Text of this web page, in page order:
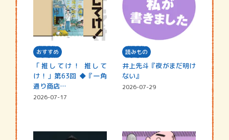
おすすめ
「推してけ！ 推して
け！」第63回 ◆『一角
通り商店…
2026-07-17
読みもの
井上先斗『夜がまだ明け
ない』
2026-07-29